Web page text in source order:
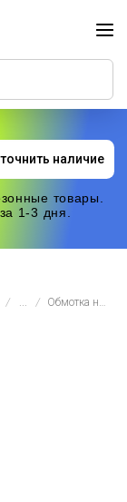
... Обмотка на руль Viaron противоскользящая с заглушками, Honeycomb Green